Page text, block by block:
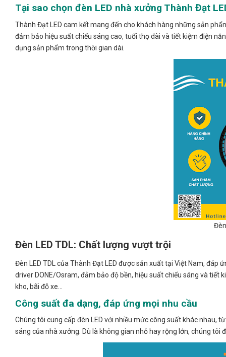
Tại sao chọn đèn LED nhà xưởng Thành Đạt
Thành Đạt LED cam kết mang đến cho khách hàng những sản
đảm bảo hiệu suất chiếu sáng cao, tuổi thọ dài và tiết kiệm điện
dụng sản phẩm trong thời gian dài.
Đèn LED TDL: Chất lượng vượt trội
Đèn LED TDL của Thành Đạt LED được sản xuất tại Việt Nam,
driver DONE/Osram, đảm bảo độ bền, hiệu suất chiếu sáng và
kho, bãi đỗ xe…
Công suất đa dạng, đáp ứng mọi nhu cầu
Chúng tôi cung cấp đèn LED với nhiều mức công suất khác nhau,
sáng của nhà xưởng. Dù là không gian nhỏ hay rộng lớn, chúng tôi